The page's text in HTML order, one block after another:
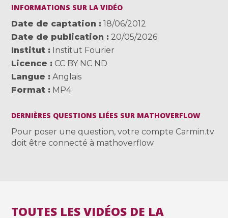
INFORMATIONS SUR LA VIDÉO
Date de captation
18/06/2012
Date de publication
20/05/2026
Institut
Institut Fourier
Licence
CC BY NC ND
Langue
Anglais
Format
MP4
DERNIÈRES QUESTIONS LIÉES SUR MATHOVERFLOW
Pour poser une question, votre compte Carmin.tv
doit être connecté à mathoverflow
TOUTES LES VIDÉOS DE LA